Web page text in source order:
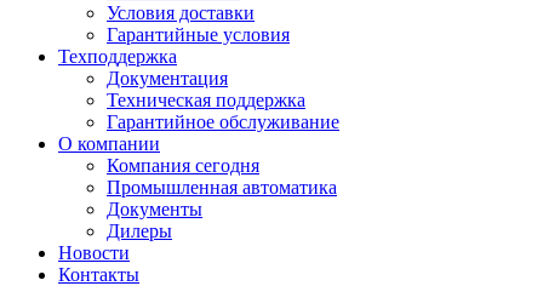
Условия доставки
Гарантийные условия
Техподдержка
Документация
Техническая поддержка
Гарантийное обслуживание
О компании
Компания сегодня
Промышленная автоматика
Документы
Дилеры
Новости
Контакты